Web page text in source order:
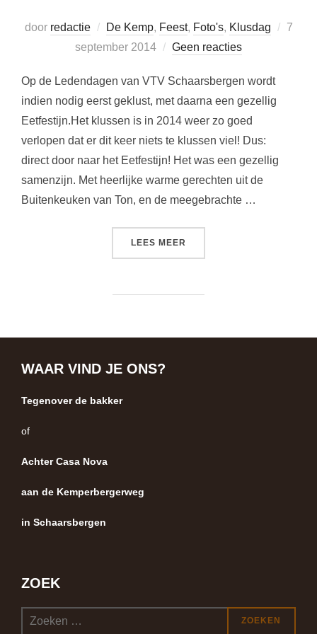
door redactie De Kemp, Feest, Foto's, Klusdag
7
september 2014
Geen reacties
Op de Ledendagen van VTV Schaarsbergen wordt
indien nodig eerst geklust, met daarna een gezellig
Eetfestijn.Het klussen is in 2014 weer zo goed
verlopen dat er dit keer niets te klussen viel! Dus:
direct door naar het Eetfestijn! Het was een gezellig
samenzijn. Met heerlijke warme gerechten uit de
Buitenkeuken van Ton, en de meegebrachte …
LEES MEER
WAAR VIND JE ONS?
Tegenover de bakker
of
Achter Casa Nova
aan de Kemperbergerweg
in Schaarsbergen
ZOEK
Zoek
ZOEKEN